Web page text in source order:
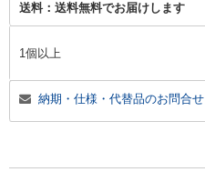
送料： 送料無料でお届けします
1個以上
納期・仕様・代替品のお問合せ